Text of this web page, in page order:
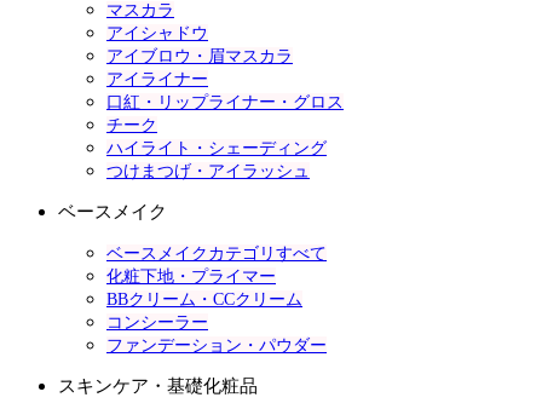
マスカラ
アイシャドウ
アイブロウ・眉マスカラ
アイライナー
口紅・リップライナー・グロス
チーク
ハイライト・シェーディング
つけまつげ・アイラッシュ
ベースメイク
ベースメイクカテゴリすべて
化粧下地・プライマー
BBクリーム・CCクリーム
コンシーラー
ファンデーション・パウダー
スキンケア・基礎化粧品